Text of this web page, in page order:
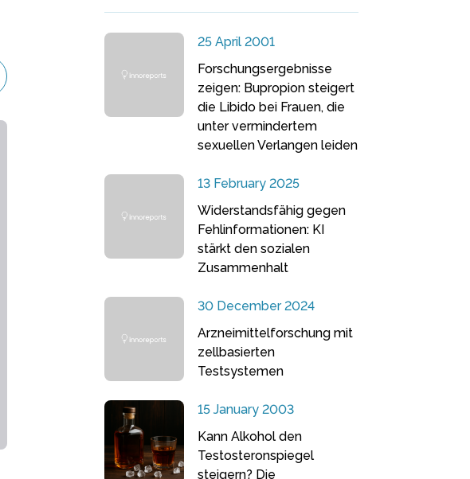
25 April 2001
Forschungsergebnisse
zeigen: Bupropion steigert
die Libido bei Frauen, die
unter vermindertem
sexuellen Verlangen leiden
13 February 2025
Widerstandsfähig gegen
Fehlinformationen: KI
stärkt den sozialen
Zusammenhalt
30 December 2024
Arzneimittelforschung mit
zellbasierten
Testsystemen
15 January 2003
Kann Alkohol den
Testosteronspiegel
steigern? Die